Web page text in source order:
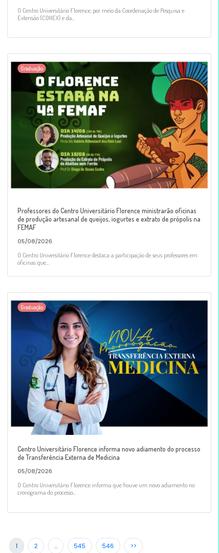
O Centro Universitário Florence, por meio da Coordenação de Pesquisa e
Extensão (CONEX) e da...
Graduação
Professores do Centro Universitário Florence ministrarão oficinas
de produção artesanal de queijos, iogurtes e extrato de própolis na
FEMAF
05/08/2026
O Centro Universitário Florence destaca a participação de seus professores em
oficinas que...
Graduação
Centro Universitário Florence informa novo adiamento do processo
de Transferência Externa de Medicina
05/08/2026
O Centro Universitário Florence informa que houve um novo adiamento no
cronograma do processo...
1 2 … 545 546 >>